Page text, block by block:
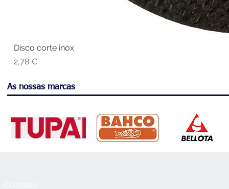
Disco corte inox
Preço
2,78 €
As nossas marcas